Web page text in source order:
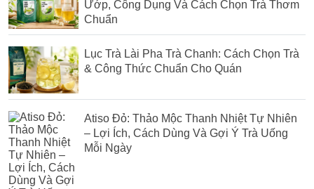
Ướp, Công Dụng Và Cách Chọn Trà Thơm
Chuẩn
Lục Trà Lài Pha Trà Chanh: Cách Chọn Trà
& Công Thức Chuẩn Cho Quán
Atiso Đỏ: Thảo Mộc Thanh Nhiệt Tự Nhiên
– Lợi Ích, Cách Dùng Và Gợi Ý Trà Uống
Mỗi Ngày